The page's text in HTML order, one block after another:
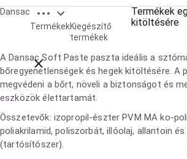
Dansac Open breadcrumbs
Close breadcrumbs
TermékekKiegészítő
termékek
Termékek
kitöltésére
Dansac Soft Paste
A Dansac Soft Paste paszta ideális a
bőregyenetlenségek és hegek kitöltésére. A
megvédeni a bőrt, növeli a biztonságot és
eszközök élettartamát.
Összetevők: izopropil-észter PVM MA ko-
poliakrilamid, poliszorbát, illóolaj, allantoin és
(tartósítószer).